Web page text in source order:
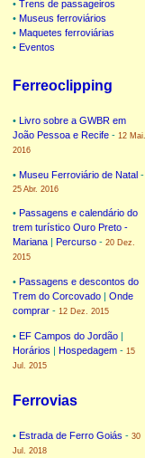
• Trens de passageiros
• Museus ferroviários
• Maquetes ferroviárias
• Eventos
Ferreoclipping
• Livro sobre a GWBR em
João Pessoa e Recife - 12 Mai.
2016
• Museu Ferroviário de Natal -
25 Abr. 2016
• Passagens e calendário do
trem turístico Ouro Preto -
Mariana
Percurso - 20 Dez.
2015
• Passagens e descontos do
Trem do Corcovado | Onde
comprar - 12 Dez. 2015
• EF Campos do Jordão |
Horários | Hospedagem - 15
Jul. 2015
Ferrovias
• Estrada de Ferro Goiás - 30
Jul. 2018